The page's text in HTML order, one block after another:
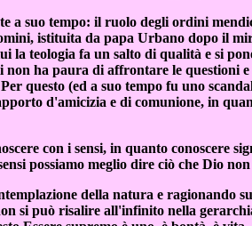
a suo tempo: il ruolo degli ordini
istituita da papa Urbano dopo il
la teologia fa un salto di qualità e si
non ha paura di affrontare le questioni
questo (ed a suo tempo fu uno
d'amicizia e di comunione, in
con i sensi, in quanto conoscere
possiamo meglio dire ciò che Dio non
della natura e ragionando
si può risalire all'infinito nella